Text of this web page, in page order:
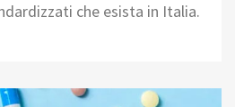
che esista in Italia.